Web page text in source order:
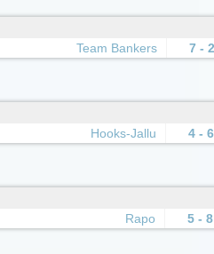
Team Bankers 7 - 2
Hooks-Jallu 4 - 6
Rapo 5 - 8